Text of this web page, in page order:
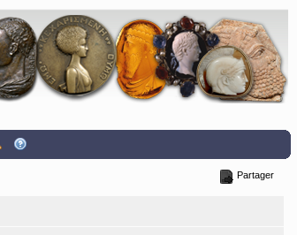
Partager